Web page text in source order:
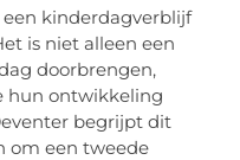
een kinderdagverblijf
is niet alleen een
doorbrengen,
hun ontwikkeling
begrijpt dit
om een tweede